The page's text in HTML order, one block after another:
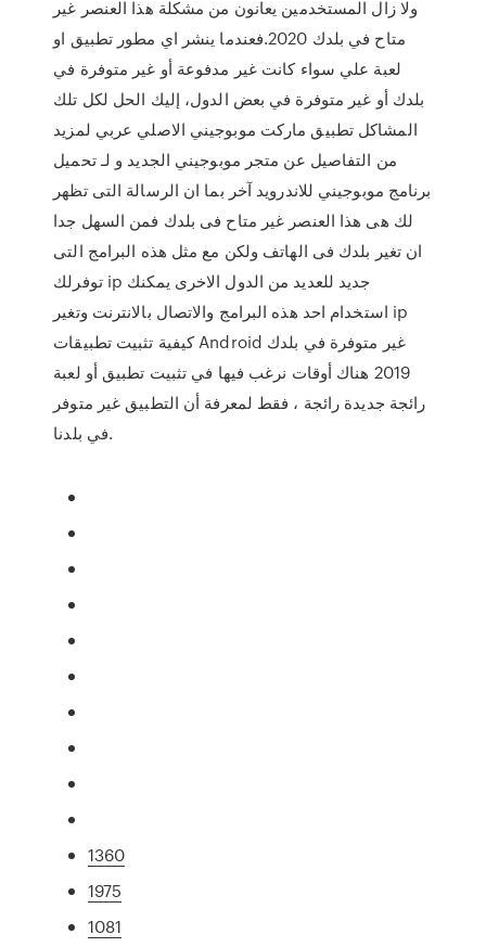
ولا زال المستخدمين يعانون من مشكلة هذا العنصر غير
متاح في بلدك 2020.فعندما ينشر اي مطور تطبيق او
لعبة علي سواء كانت غير مدفوعة أو غير متوفرة في
بلدك أو غير متوفرة في بعض الدول، إليك الحل لكل تلك
المشاكل تطبيق ماركت موبوجيني الاصلي عربي لمزيد
من التفاصيل عن متجر موبوجيني الجديد و لـ تحميل
برنامج موبوجيني للاندرويد آخر بما ان الرسالة التى تظهر
لك هى هذا العنصر غير متاح فى بلدك فمن السهل جدا
ان تغير بلدك فى الهاتف ولكن مع مثل هذه البرامج التى
توفرلك ip جديد للعديد من الدول الاخرى يمكنك
استخدام احد هذه البرامج والاتصال بالانترنت وتغير ip
كيفية تثبيت تطبيقات Android غير متوفرة في بلدك
2019 هناك أوقات نرغب فيها في تثبيت تطبيق أو لعبة
رائجة جديدة رائجة ، فقط لمعرفة أن التطبيق غير متوفر
في بلدنا.
1360
1975
1081